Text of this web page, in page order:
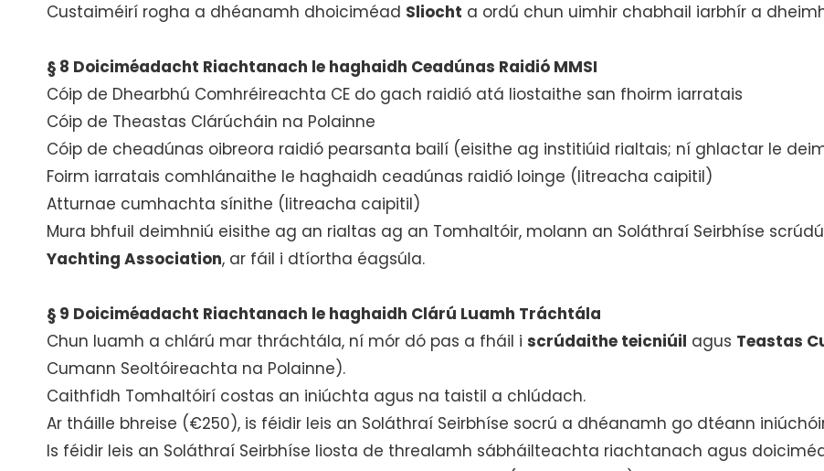
Custaiméirí rogha a dhéanamh dhoiciméad Sliocht a ordú chun uimhir chabhail iarbhír a
§ 8 Doiciméadacht Riachtanach le haghaidh Ceadúnas Raidió MMSI
Cóip de Dhearbhú Comhréireachta CE do gach raidió atá liostaithe san fhoirm iarratais
Cóip de Theastas Clárúcháin na Polainne
Cóip de cheadúnas oibreora raidió pearsanta bailí (eisithe ag institiúid rialtais; ní ghlactar le
Foirm iarratais comhlánaithe le haghaidh ceadúnas raidió loinge (litreacha caipitil)
Atturnae cumhachta sínithe (litreacha caipitil)
Mura bhfuil deimhniú eisithe ag an rialtas ag an Tomhaltóir, molann an Soláthraí Seirbhíse
Yachting Association, ar fáil i dtíortha éagsúla.
§ 9 Doiciméadacht Riachtanach le haghaidh Clárú Luamh Tráchtála
Chun luamh a chlárú mar thráchtála, ní mór dó pas a fháil i scrúdaithe teicniúil agus Teastas
Cumann Seoltóireachta na Polainne).
Caithfidh Tomhaltóirí costas an iniúchta agus na taistil a chlúdach.
Ar tháille bhreise (€250), is féidir leis an Soláthraí Seirbhíse socrú a dhéanamh go dtéann
Is féidir leis an Soláthraí Seirbhíse liosta de threalamh sábháilteachta riachtanach agus